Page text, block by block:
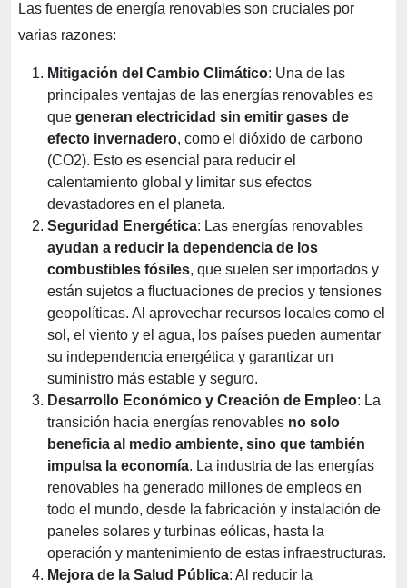
Las fuentes de energía renovables son cruciales por
varias razones:
Mitigación del Cambio Climático: Una de las
principales ventajas de las energías renovables es
que generan electricidad sin emitir gases de
efecto invernadero, como el dióxido de carbono
(CO2). Esto es esencial para reducir el
calentamiento global y limitar sus efectos
devastadores en el planeta.
Seguridad Energética: Las energías renovables
ayudan a reducir la dependencia de los
combustibles fósiles, que suelen ser importados y
están sujetos a fluctuaciones de precios y tensiones
geopolíticas. Al aprovechar recursos locales como el
sol, el viento y el agua, los países pueden aumentar
su independencia energética y garantizar un
suministro más estable y seguro.
Desarrollo Económico y Creación de Empleo: La
transición hacia energías renovables no solo
beneficia al medio ambiente, sino que también
impulsa la economía. La industria de las energías
renovables ha generado millones de empleos en
todo el mundo, desde la fabricación y instalación de
paneles solares y turbinas eólicas, hasta la
operación y mantenimiento de estas infraestructuras.
Mejora de la Salud Pública: Al reducir la